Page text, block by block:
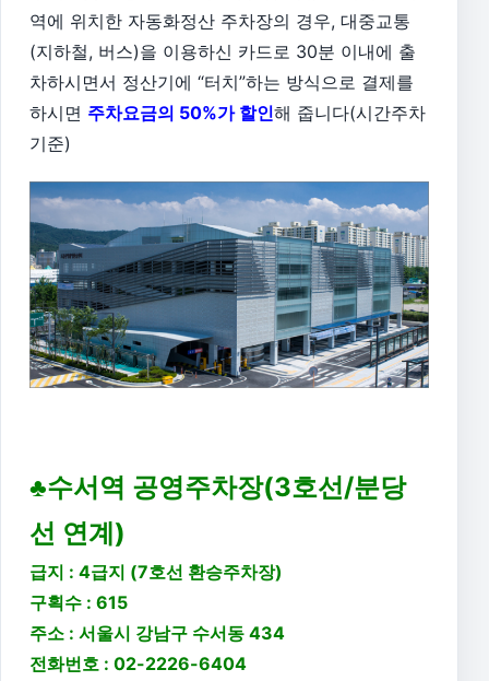
역에 위치한 자동화정산 주차장의 경우, 대중교통
(지하철, 버스)을 이용하신 카드로 30분 이내에 출
차하시면서 정산기에 “터치”하는 방식으로 결제를
하시면 주차요금의 50%가 할인해 줍니다(시간주차
기준)
♣수서역 공영주차장(3호선/분당
선 연계)
급지 : 4급지 (7호선 환승주차장)
구획수 : 615
주소 : 서울시 강남구 수서동 434
전화번호 : 02-2226-6404